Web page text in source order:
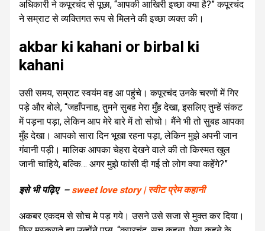
अधिकारी ने कपूरचंद से पूछा, “आपकी आखिरी इच्छा क्या है?” कपूरचंद
ने सम्राट से व्यक्तिगत रूप से मिलने की इच्छा व्यक्त की।
akbar ki kahani or birbal ki
kahani
उसी समय, सम्राट स्वयंम वह आ पहुंचे। कपूरचंद उनके चरणों में गिर
पड़े और बोले, “जहाँपनाह, तुमने सुबह मेरा मुँह देखा, इसलिए तुम्हें संकट
में पड़ना पड़ा, लेकिन आप मेरे बारे में तो सोचो। मैंने भी तो सुबह आपका
मुँह देखा। आपको सारा दिन भूखा रहना पड़ा, लेकिन मुझे अपनी जान
गंवानी पड़ी। मालिक आपका चेहरा देखने वाले की तो किस्मत खुल
जानी चाहिये, बल्कि… अगर मुझे फांसी दी गई तो लोग क्या कहेंगे?”
इसे भी पढ़िए – sweet love story | स्वीट प्रेम कहानी
अकबर एकदम से सोच मे पड़ गये। उसने उसे सजा से मुक्त कर दिया।